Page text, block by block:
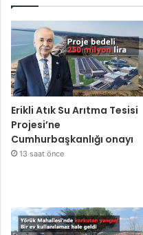
Erikli Atık Su Arıtma Tesisi
Projesi’ne
Cumhurbaşkanlığı onayı
13 saat önce